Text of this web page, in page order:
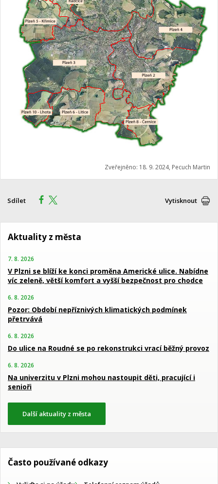
Zveřejněno: 18. 9. 2024, Pecuch Martin
Sdílet Vytisknout
Aktuality z města
7. 8. 2026
V Plzni se blíží ke konci proměna Americké ulice. Nabídne
víc zeleně, větší komfort a vyšší bezpečnost pro chodce
6. 8. 2026
Pozor: Období nepříznivých klimatických podmínek
přetrvává
6. 8. 2026
Do ulice na Roudné se po rekonstrukci vrací běžný provoz
6. 8. 2026
Na univerzitu v Plzni mohou nastoupit děti, pracující i
senioři
Další aktuality z města
Často používané odkazy